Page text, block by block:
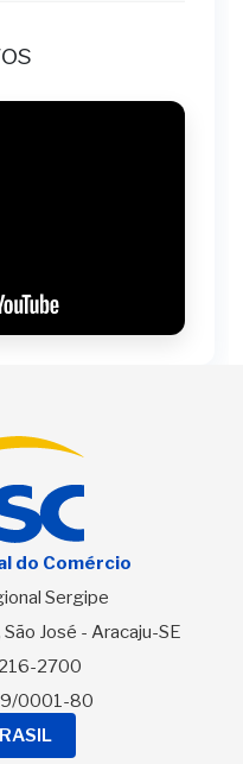
do Comércio
Sergipe
José - Aracaju-SE
2700
0001-80